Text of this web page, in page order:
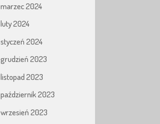
marzec 2024
luty 2024
styczeń 2024
grudzień 2023
listopad 2023
październik 2023
wrzesień 2023